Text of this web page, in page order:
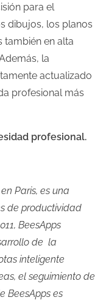
para el
dibujos, los planos
también en alta
la
actualizado
profesional más
profesional.
Paris, es una
de productividad
BeesApps
de la
inteligente
el seguimiento de
BeesApps es